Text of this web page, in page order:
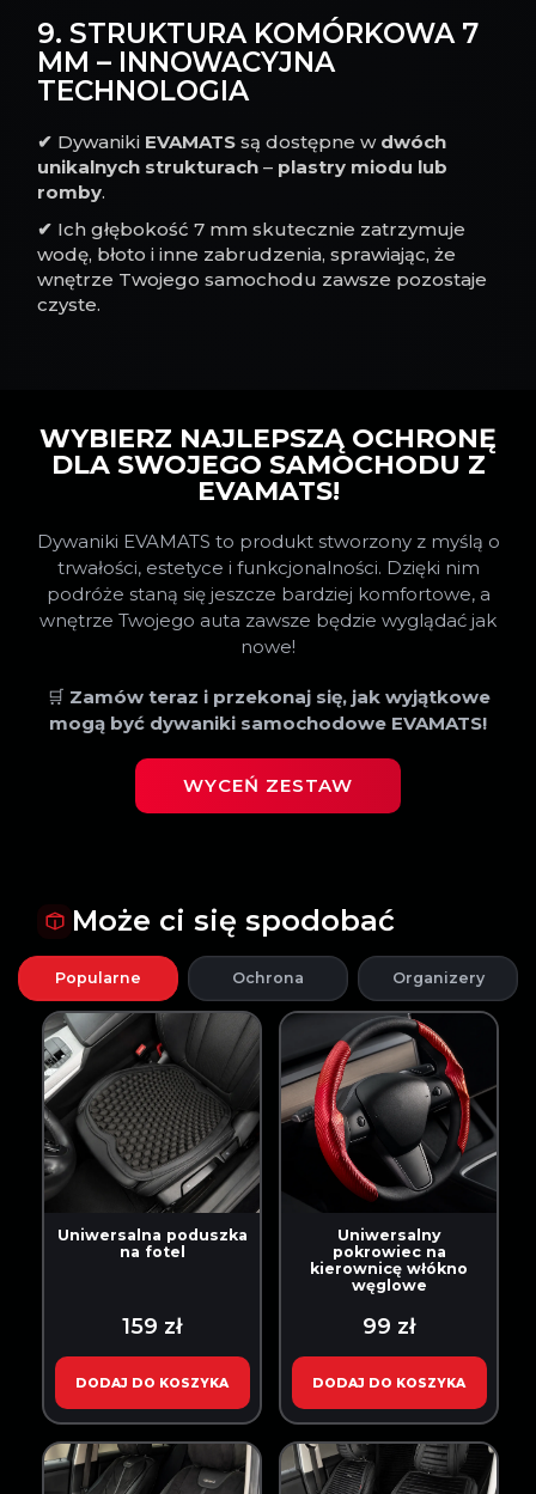
9. STRUKTURA KOMÓRKOWA 7
MM – INNOWACYJNA
TECHNOLOGIA
✔ Dywaniki EVAMATS są dostępne w dwóch
unikalnych strukturach – plastry miodu lub
romby.
✔ Ich głębokość 7 mm skutecznie zatrzymuje
wodę, błoto i inne zabrudzenia, sprawiając, że
wnętrze Twojego samochodu zawsze pozostaje
czyste.
WYBIERZ NAJLEPSZĄ OCHRONĘ
DLA SWOJEGO SAMOCHODU Z
EVAMATS!
Dywaniki EVAMATS to produkt stworzony z myślą o
trwałości, estetyce i funkcjonalności. Dzięki nim
podróże staną się jeszcze bardziej komfortowe, a
wnętrze Twojego auta zawsze będzie wyglądać jak
nowe!
🛒 Zamów teraz i przekonaj się, jak wyjątkowe
mogą być dywaniki samochodowe EVAMATS!
WYCEŃ ZESTAW
Może ci się spodobać
Popularne Ochrona Organizery
Uniwersalna poduszka
na fotel
159 zł
DODAJ DO KOSZYKA
Uniwersalny
pokrowiec na
kierownicę włókno
węglowe
99 zł
DODAJ DO KOSZYKA